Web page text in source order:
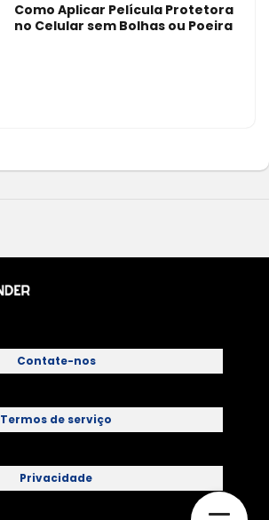
Como Aplicar Película Protetora
no Celular sem Bolhas ou Poeira
Contate-nos
Termos de serviço
Privacidade